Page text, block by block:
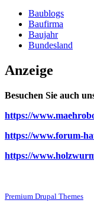
Baublogs
Baufirma
Baujahr
Bundesland
Anzeige
Besuchen Sie auch
https://
https://www.forum-
https://
Premium Drupal Themes